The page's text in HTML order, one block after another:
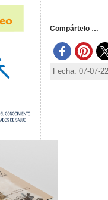
Compártelo …
Fecha: 07-07-